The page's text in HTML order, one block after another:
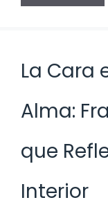
La Cara
Alma:
que
Interior